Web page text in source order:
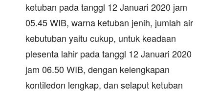
ketuban pada tanggl 12 Januari 2020 jam
05.45 WIB, warna ketuban jenih, jumlah air
kebutuban yaitu cukup, untuk keadaan
plesenta lahir pada tanggl 12 Januari 2020
jam 06.50 WIB, dengan kelengkapan
kontiledon lengkap, dan selaput ketuban